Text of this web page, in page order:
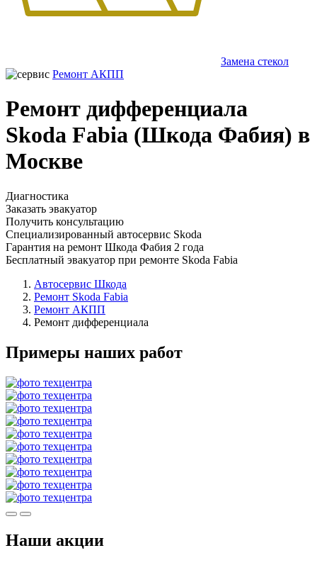
Замена стекол
Ремонт АКПП
Ремонт дифференциала
Skoda Fabia (Шкода Фабия) в
Москве
Диагностика
Заказать эвакуатор
Получить консультацию
Специализированный автосервис Skoda
Гарантия на ремонт Шкода Фабия 2 года
Бесплатный эвакуатор при ремонте Skoda Fabia
Автосервис Шкода
Ремонт Skoda Fabia
Ремонт АКПП
Ремонт дифференциала
Примеры наших работ
Наши акции